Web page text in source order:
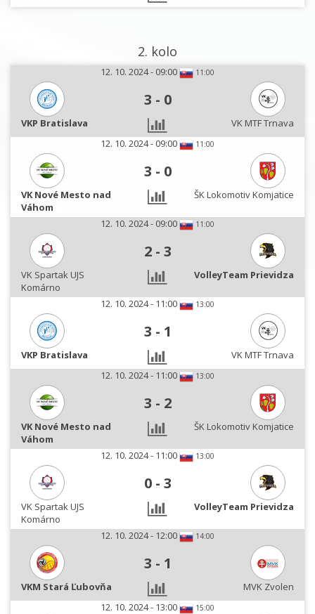
2. kolo
12. 10. 2024 - 09:00 11:00
3 - 0
VKP Bratislava
VK MTF Trnava
12. 10. 2024 - 09:00
11:00
3 - 0
VK Nové Mesto nad
Váhom
ŠK Lokomotiv Komjatice
12. 10. 2024 - 09:00 11:00
2 - 3
VK Spartak UJS
Komárno
VolleyTeam Prievidza
12. 10. 2024 - 11:00 13:00
3 - 1
VKP Bratislava
VK MTF Trnava
12. 10. 2024 - 11:00
13:00
3 - 2
VK Nové Mesto nad
Váhom
ŠK Lokomotiv Komjatice
12. 10. 2024 - 11:00 13:00
0 - 3
VK Spartak UJS
Komárno
VolleyTeam Prievidza
12. 10. 2024 - 12:00 14:00
3 - 1
VKM Stará Ľubovňa
MVK Zvolen
12. 10. 2024 - 13:00
15:00